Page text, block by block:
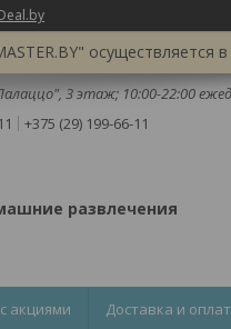
3 этаж; 10:00-22:00
+375 (29) 199-66-11
развлечения
акциями Доставка и